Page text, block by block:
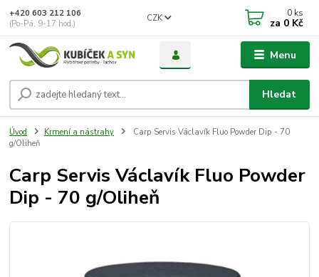
Menu
CZK
Hledat
+420 603 212 106
(Po-Pá, 9-17 hod.)
0 ks
za 0 Kč
Úvod Krmení a nástrahy
Carp Servis Václavík Fluo Powder Dip - 70
g/Oliheň
Carp Servis Václavík Fluo Powder
Dip - 70 g/Oliheň